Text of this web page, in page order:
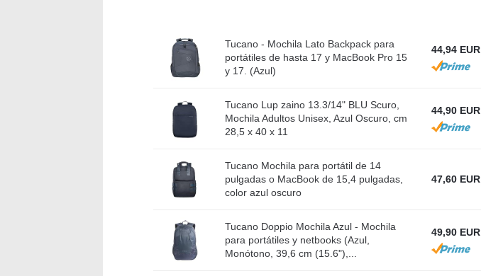
Tucano - Mochila Lato Backpack para
portátiles de hasta 17 y MacBook Pro 15
y 17. (Azul)
44,94 EUR
Tucano Lup zaino 13.3/14" BLU Scuro,
Mochila Adultos Unisex, Azul Oscuro, cm
28,5 x 40 x 11
44,90 EUR
Tucano Mochila para portátil de 14
pulgadas o MacBook de 15,4 pulgadas,
color azul oscuro
47,60 EUR
Tucano Doppio Mochila Azul - Mochila
para portátiles y netbooks (Azul,
Monótono, 39,6 cm (15.6"),...
49,90 EUR